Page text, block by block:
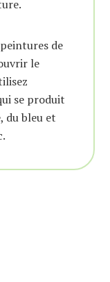
de
le
se produit
du bleu et